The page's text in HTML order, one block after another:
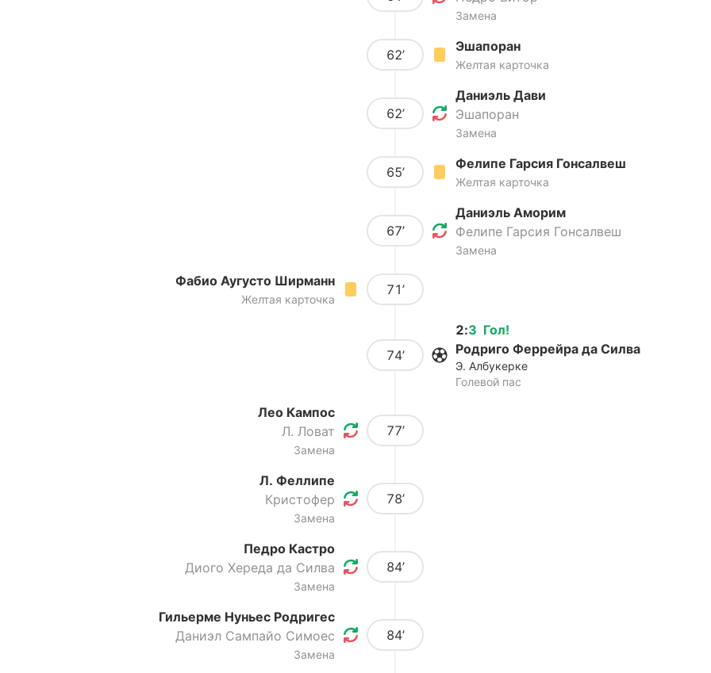
Замена
62’
Эшапоран
Желтая карточка
62’
Даниэль Дави
Эшапоран
Замена
65’
Фелипе Гарсия Гонсалвеш
Желтая карточка
67’
Даниэль Аморим
Фелипе Гарсия Гонсалвеш
Замена
Фабио Аугусто Ширманн
Желтая карточка
71’
74’
Гол!
2:3
Родриго Феррейра да Силва
Э. Албукерке
Голевой пас
Лео Кампос
Л. Ловат
Замена
77’
Л. Феллипе
Кристофер
Замена
78’
Педро Кастро
Диого Хереда да Силва
Замена
84’
Гильерме Нуньес Родригес
Даниэл Сампайо Симоес
Замена
84’